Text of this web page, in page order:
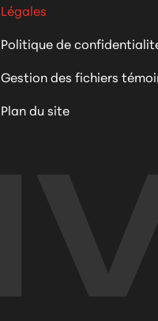
Légales
Politique de
Gestion des fichiers
Plan du site